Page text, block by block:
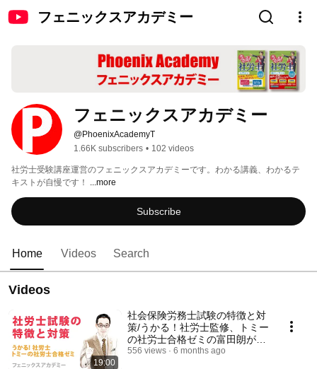
フェニックスアカデミー
フェニックスアカデミー
@PhoenixAcademyT
1.66K subscribers • 102 videos
社労士受験講座運営のフェニックスアカデミーです。わかる講義、わかるテ
キストが自慢です！ ...more
Subscribe
Home Videos Search
Videos
19:00
社会保険労務士試験の特徴と対
策/うかる！社労士監修、トミー
の社労士合格ゼミの富田朗が解
説!
556 views 6 months ago